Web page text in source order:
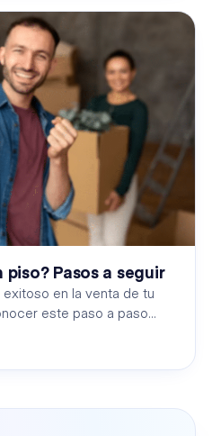
piso? Pasos a seguir
exitoso en la venta de tu
este paso a paso
de tu propiedad.